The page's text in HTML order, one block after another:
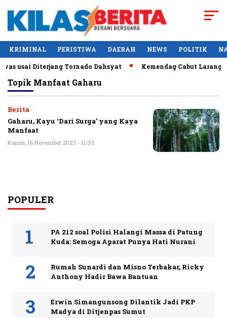
KRIMINAL PERISTIWA DAERAH NEWS POLITIK
usai Diterjang Tornado Dahsyat Kemendag Cabut
Topik Manfaat Gaharu
Berita
Gaharu, Kayu ‘Dari Surga’ yang Kaya
Manfaat
Kamis, 16 November 2023 - 11:33
POPULER
PA 212 soal Polisi Halangi Massa di Patung
Kuda: Semoga Aparat Punya Hati Nurani
Rumah Sunardi dan Misno Terbakar, Ricky
Anthony Hadir Bawa Bantuan
Erwin Simangunsong Dilantik Jadi PKP
Madya di Ditjenpas Sumut